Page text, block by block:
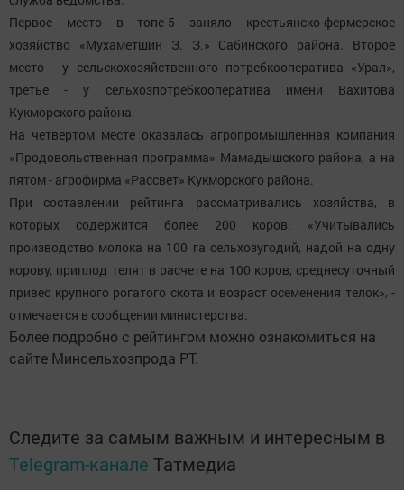
Первое место в топе-5 заняло крестьянско-фермерское
хозяйство «Мухаметшин З. З.» Сабинского района. Второе
место - у сельскохозяйственного потребкооператива «Урал»,
третье - у сельхозпотребкооператива имени Вахитова
Кукморского района.
На четвертом месте оказалась агропромышленная компания
«Продовольственная программа» Мамадышского района, а на
пятом - агрофирма «Рассвет» Кукморского района.
При составлении рейтинга рассматривались хозяйства, в
которых содержится более 200 коров. «Учитывались
производство молока на 100 га сельхозугодий, надой на одну
корову, приплод телят в расчете на 100 коров, среднесуточный
привес крупного рогатого скота и возраст осеменения телок», -
отмечается в сообщении министерства.
Более подробно с рейтингом можно ознакомиться на
сайте Минсельхозпрода РТ.
Следите за самым важным и интересным в
Telegram-канале Татмедиа